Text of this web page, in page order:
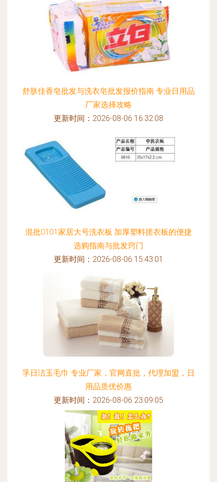
舒肤佳香皂批发与洗衣皂批发报价指南 专业日用品
厂家选择攻略
更新时间：2026-08-06 16:32:08
混批0101家居大号洗衣板 加厚塑料搓衣板的便捷
选购指南与批发窍门
更新时间：2026-08-06 15:43:01
孚日洁玉毛巾 专业厂家，官网直批，代理加盟，日
用品质优价惠
更新时间：2026-08-06 23:09:05